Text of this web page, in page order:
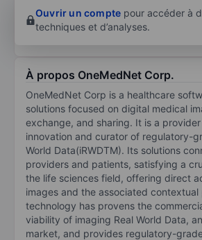
Ouvrir un compte pour accéder à
techniques et d’analyses.
À propos OneMedNet Corp.
OneMedNet Corp is a healthcare
solutions focused on digital medical
exchange, and sharing. It is a
innovation and curator of regulatory-
World Data(iRWDTM). Its solutions
providers and patients, satisfying a
the life sciences field, offering direct
images and the associated
technology has provens the
viability of imaging Real World Data,
market, and provides regulatory-